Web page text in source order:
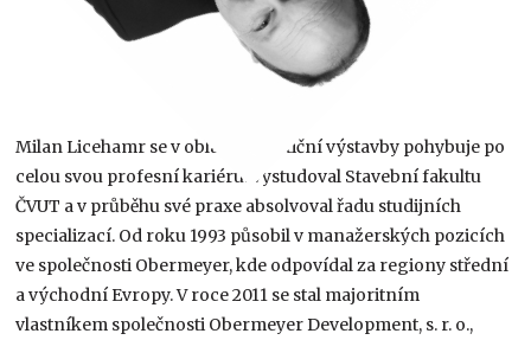
Milan Licehamr se v oblasti investiční výstavby pohybuje po
celou svou profesní kariéru. Vystudoval Stavební fakultu
ČVUT a v průběhu své praxe absolvoval řadu studijních
specializací. Od roku 1993 působil v manažerských pozicích
ve společnosti Obermeyer, kde odpovídal za regiony střední
a východní Evropy. V roce 2011 se stal majoritním
vlastníkem společnosti Obermeyer Development, s. r. o.,